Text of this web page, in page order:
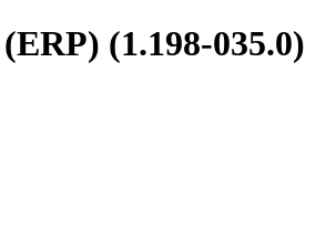
(1.198-035.0)